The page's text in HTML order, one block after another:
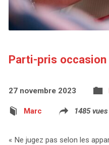
Parti-pris occasion
27 novembre 2023
Marc 1485 vues
« Ne jugez pas selon les